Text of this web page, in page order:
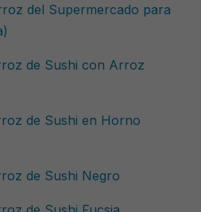
del Supermercado para
de Sushi con Arroz
de Sushi en Horno
de Sushi Negro